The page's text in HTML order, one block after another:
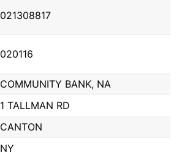
021308817
020116
COMMUNITY BANK, NA
1 TALLMAN RD
CANTON
NY